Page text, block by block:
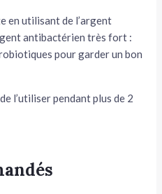
en utilisant de l’argent
antibactérien très fort :
pour garder un bon
l’utiliser pendant plus de 2